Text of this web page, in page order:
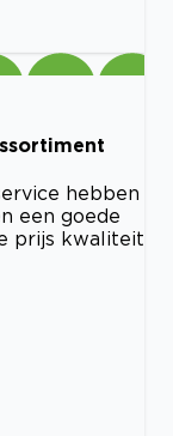
hebben
een goede
prijs kwaliteit